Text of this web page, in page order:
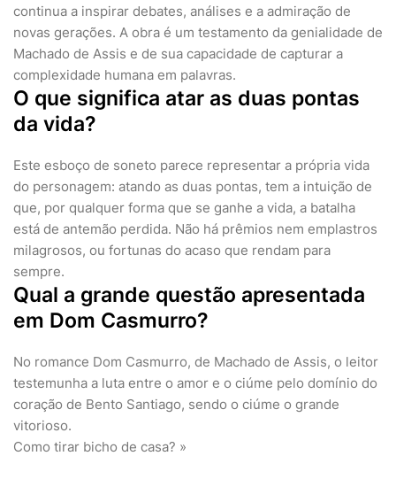
continua a inspirar debates, análises e a admiração de
novas gerações. A obra é um testamento da genialidade de
Machado de Assis e de sua capacidade de capturar a
complexidade humana em palavras.
O que significa atar as duas pontas
da vida?
Este esboço de soneto parece representar a própria vida
do personagem: atando as duas pontas, tem a intuição de
que, por qualquer forma que se ganhe a vida, a batalha
está de antemão perdida. Não há prêmios nem emplastros
milagrosos, ou fortunas do acaso que rendam para
sempre.
Qual a grande questão apresentada
em Dom Casmurro?
No romance Dom Casmurro, de Machado de Assis, o leitor
testemunha a luta entre o amor e o ciúme pelo domínio do
coração de Bento Santiago, sendo o ciúme o grande
vitorioso.
Como tirar bicho de casa? »